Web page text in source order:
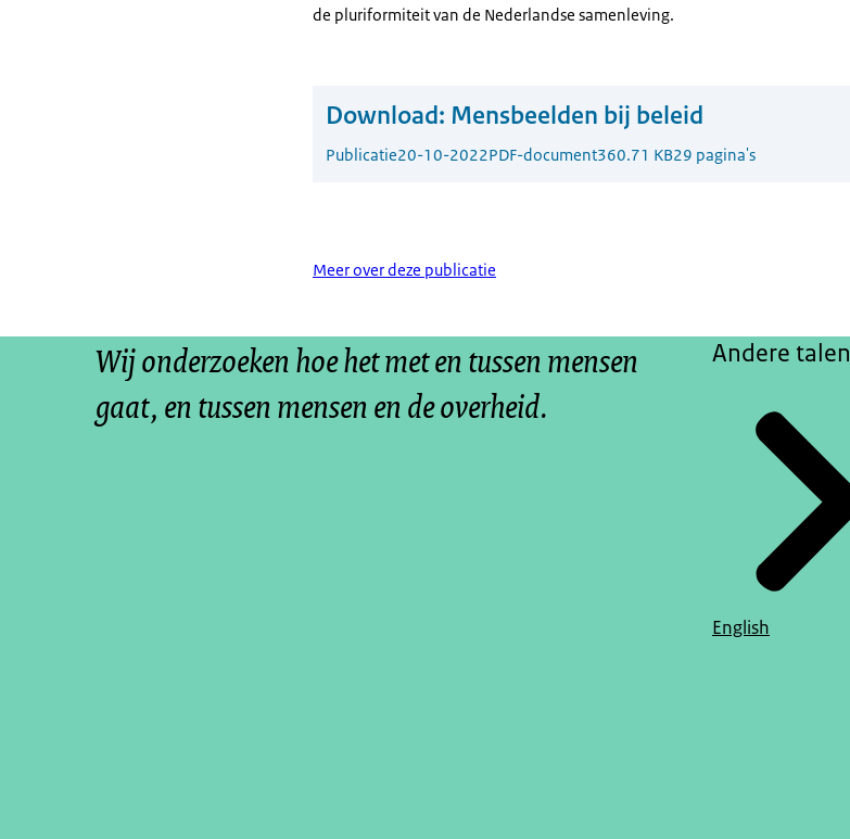
de pluriformiteit van de Nederlandse samenleving.
Download: Mensbeelden bij beleid
Publicatie20-10-2022PDF-document360.71 KB29 pagina's
Meer over deze publicatie
Wij onderzoeken hoe het met en tussen mensen
gaat, en tussen mensen en de overheid.
Andere talen
English